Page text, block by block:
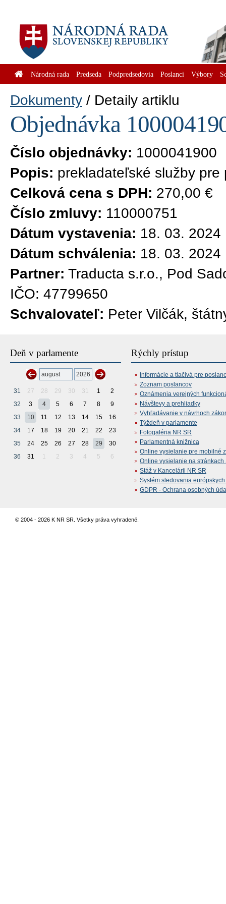
Národná rada Predseda Podpredsedovia Poslanci Výbory
Dokumenty Detaily artiklu
Objednávka
Číslo objednávky: 1000041900
Popis: prekladateľské služby pre
Celková cena s DPH: 270,00 €
Číslo zmluvy: 110000751
Dátum vystavenia: 18. 03. 2024
Dátum schválenia: 18. 03. 2024
Partner: Traducta s.r.o., Pod
IČO: 47799650
Schvalovateľ: Peter Vilčák,
Deň v parlamente
31 27 28 29 30 31 1
2
32
3 4 5 6 7 8
9
33
10 11 12 13 14 15
16
34
17 18 19 20 21 22
23
35
24 25 26 27 28 29
30
36
31 1 2 3 4 5 6
Rýchly prístup
Informácie a tlačivá pre
Zoznam poslancov
Oznámenia verejných
Návštevy a prehliadky
Vyhľadávanie v návrhoch
Týždeň v parlamente
Fotogaléria NR SR
Parlamentná knižnica
Online vysielanie pre mobilné
Online vysielanie na stránkach
Stáž v Kancelárii NR SR
Systém sledovania
GDPR - Ochrana osobných
© 2004 - 2026 K NR SR. Všetky práva vyhradené.